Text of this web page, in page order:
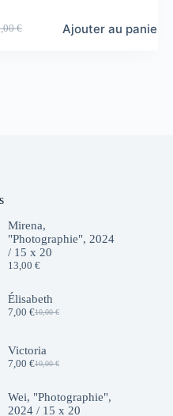
€ Ajouter au panier
Mirena,
"Photographie", 2024
/ 15 x 20
13,00 €
Élisabeth
10,00€
Le
était :
10,00 €.
7,00 €Le
est :
7,00 €.
Victoria
10,00€
Le
initial
était :
7,00 €Le
actuel
est :
Wei, "Photographie",
2024 / 15 x 20